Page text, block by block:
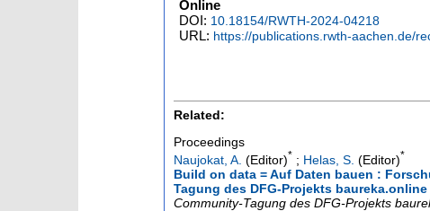
Online
DOI: 10.18154/RWTH-2024-04218
URL: https://publications.rwth-aachen.de/
Related:
Proceedings
Naujokat, A. (Editor)* ; Helas, S. (Editor)*
Build on data = Auf Daten bauen :
Tagung des DFG-Projekts
Community-Tagung des DFG-Projekts